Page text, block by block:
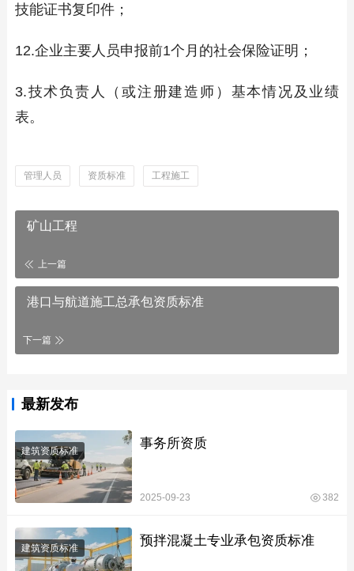
技能证书复印件；
12.企业主要人员申报前1个月的社会保险证明；
3.技术负责人（或注册建造师）基本情况及业绩
表。
管理人员 资质标准 工程施工
矿山工程
上一篇
港口与航道施工总承包资质标准
下一篇
最新发布
建筑资质标准 事务所资质
2025-09-23 382
建筑资质标准 预拌混凝土专业承包资质标准